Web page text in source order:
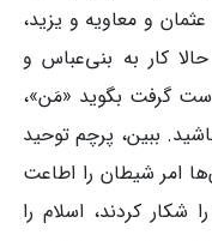
و معاویه و یزید،
کار به بنی‌عباس و
گرفت بگوید «مَن»،
ببین، پرچم توحید
امر شیطان را اطاعت
شکار کردند، اسلام را